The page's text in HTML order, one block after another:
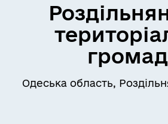
Одеська область,